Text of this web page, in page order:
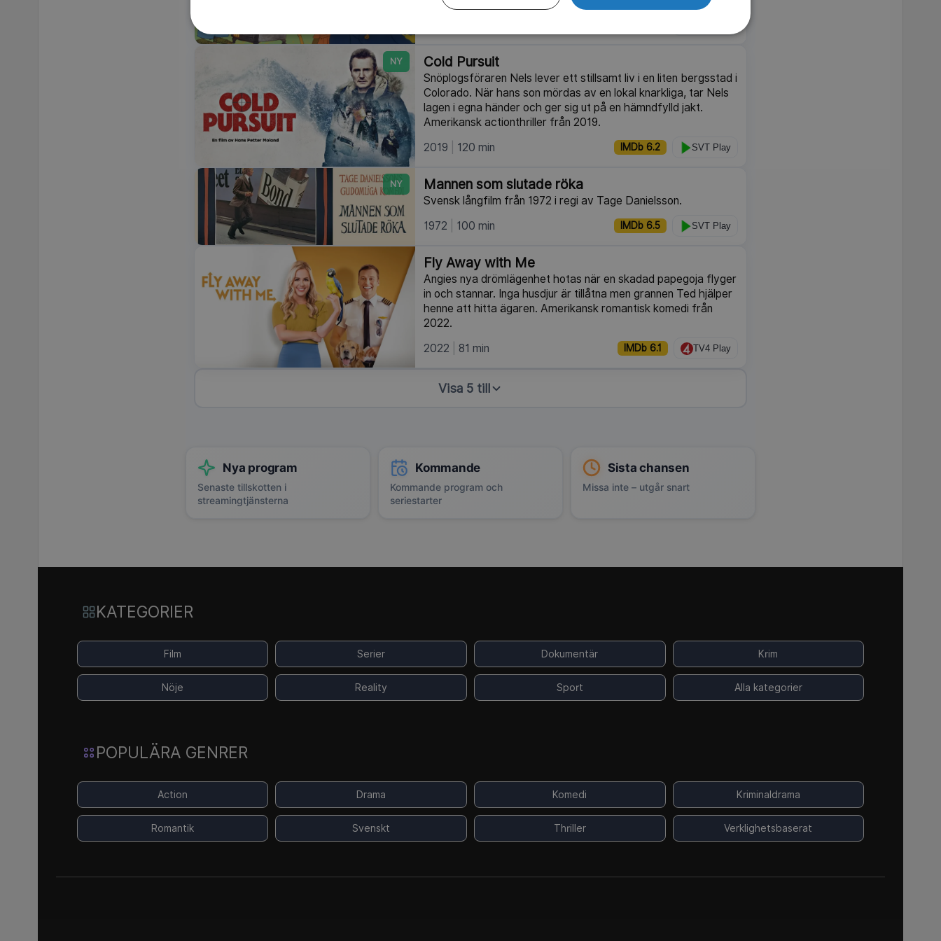
NY Cold Pursuit
Snöplogsföraren Nels lever ett stillsamt liv i en liten bergsstad i
Colorado. När hans son mördas av en lokal knarkliga, tar Nels
lagen i egna händer och ger sig ut på en hämndfylld jakt.
Amerikansk actionthriller från 2019.
2019
120 min IMDb 6.2 SVT Play
NY Mannen som slutade röka
Svensk långfilm från 1972 i regi av Tage Danielsson.
1972
100 min IMDb 6.5 SVT Play
Fly Away with Me
Angies nya drömlägenhet hotas när en skadad papegoja flyger
in och stannar. Inga husdjur är tillåtna men grannen Ted hjälper
henne att hitta ägaren. Amerikansk romantisk komedi från
2022.
2022
81 min IMDb 6.1 TV4 Play
Visa 5 till
Nya program
Senaste tillskotten i
streamingtjänsterna
Kommande
Kommande program och
seriestarter
Sista chansen
Missa inte – utgår snart
KATEGORIER
Film Serier Dokumentär Krim
Nöje Reality Sport Alla kategorier
POPULÄRA GENRER
Action Drama Komedi Kriminaldrama
Romantik Svenskt Thriller Verklighetsbaserat